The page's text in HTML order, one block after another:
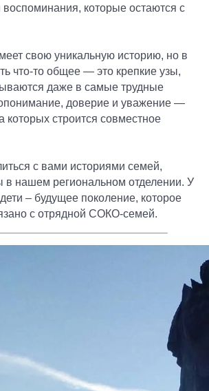
которые остаются с
свою уникальную историю, но в
что-то общее — это крепкие узы,
даже в самые трудные
доверие и уважение —
которых строится совместное
с вами историями семей,
в нашем региональном отделении. У
– будущее поколение, которое
с отрядной СОКО-семей.